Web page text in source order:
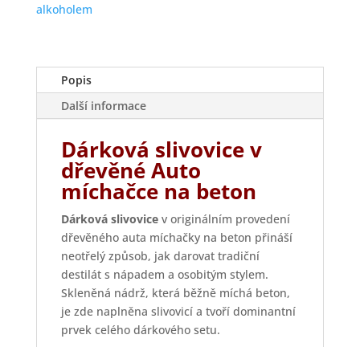
alkoholem
Popis
Další informace
Dárková slivovice v
dřevěné Auto
míchačce na beton
Dárková slivovicev originálním provedení
dřevěného auta míchačky na beton přináší
neotřelý způsob, jak darovat tradiční
destilát s nápadem a osobitým stylem.
Skleněná nádrž, která běžně míchá beton,
je zde naplněna slivovicí a tvoří dominantní
prvek celého dárkového setu.